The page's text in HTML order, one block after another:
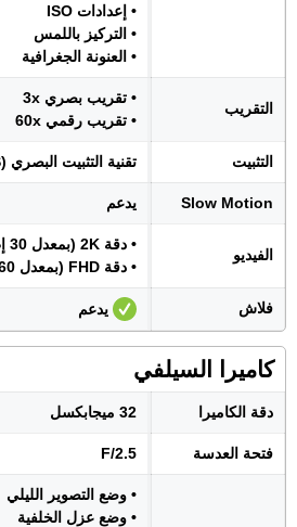
• إعدادات ISO
• التركيز باللمس
• العنونة الجغرافية
التقريب
• تقريب بصري 3x
• تقريب رقمي 60x
التثبيت تقنية التثبيت البصري (OIS)
Slow Motion يدعم
الفيديو
• دقة 2K (بمعدل 30 إطار)
• دقة FHD (بمعدل 30/60 إطار)
فلاش يدعم
كاميرا السيلفي
دقة الكاميرا 32 ميجابكسل
فتحة العدسة F/2.5
• وضع التصوير الليلي
• وضع عزل الخلفية